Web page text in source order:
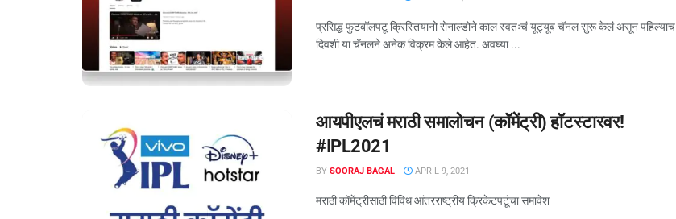
प्रसिद्ध फुटबॉलपटू क्रिस्तियानो रोनाल्डोने काल स्वतःचं यूट्यूब चॅनल सुरू केलं असून पहिल्याच
दिवशी या चॅनलने अनेक विक्रम केले आहेत. अवघ्या ...
आयपीएलचं मराठी समालोचन (कॉमेंट्री) हॉटस्टारवर!
#IPL2021
BY SOORAJ BAGAL APRIL 9, 2021
मराठी कॉमेंट्रीसाठी विविध आंतरराष्ट्रीय क्रिकेटपटूंचा समावेश